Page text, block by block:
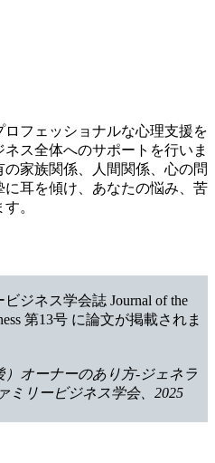
フェッショナルな心理支援を
ス全体へのサポートを行いま
家族関係、人間関係、心の問
耳を傾け、あなたの悩み、苦
。
ジネス学会誌 Journal of the
第13号 に論文が掲載されま
）オーナーのあり方-ジェネラ
ミリービジネス学会、2025